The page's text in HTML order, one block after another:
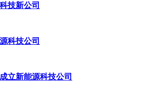
技新公司
科技公司
立新能源科技公司